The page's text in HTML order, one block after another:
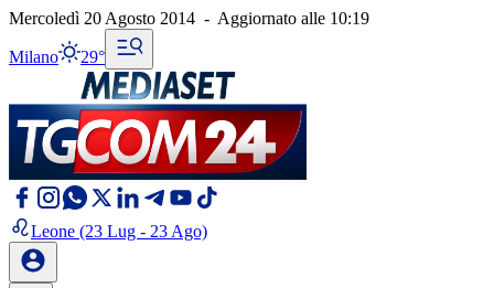
Mercoledì 20 Agosto 2014 - Aggiornato alle 10:19
Milano 29°
Leone (23 Lug - 23 Ago)